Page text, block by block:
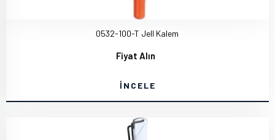
0532-100-T Jell Kalem
Fiyat Alın
İNCELE